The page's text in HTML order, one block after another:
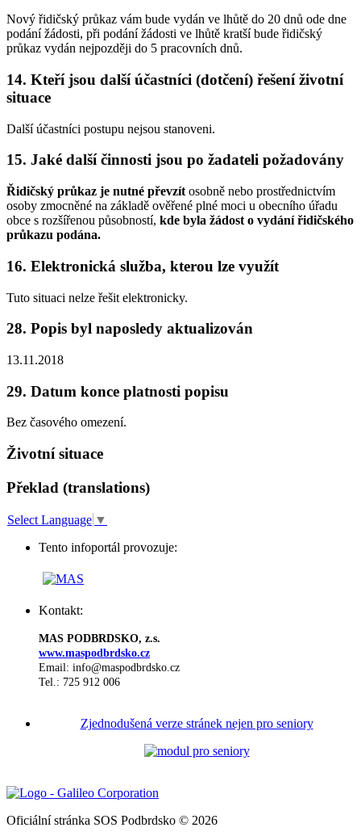
Nový řidičský průkaz vám bude vydán ve lhůtě do 20 dnů ode dne
podání žádosti, při podání žádosti ve lhůtě kratší bude řidičský
průkaz vydán nejpozději do 5 pracovních dnů.
14. Kteří jsou další účastníci (dotčení) řešení životní
situace
Další účastníci postupu nejsou stanoveni.
15. Jaké další činnosti jsou po žadateli požadovány
Řidičský průkaz je nutné převzít osobně nebo prostřednictvím
osoby zmocněné na základě ověřené plné moci u obecního úřadu
obce s rozšířenou působností, kde byla žádost o vydání řidičského
průkazu podána.
16. Elektronická služba, kterou lze využít
Tuto situaci nelze řešit elektronicky.
28. Popis byl naposledy aktualizován
13.11.2018
29. Datum konce platnosti popisu
Bez časového omezení.
Životní situace
Překlad (translations)
Select Language ▼
Tento infoportál provozuje:
Kontakt:
MAS PODBRDSKO, z.s.
www.maspodbrdsko.cz
Email: info@maspodbrdsko.cz
Tel.: 725 912 006
Zjednodušená verze stránek nejen pro seniory
Oficiální stránka SOS Podbrdsko © 2026